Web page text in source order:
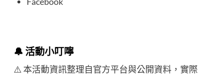
🔔 活動小叮嚀
⚠️ 本活動資訊整理自官方平台與公開資料，實際